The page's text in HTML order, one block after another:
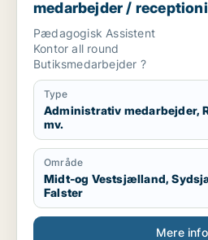
medarbejder /
børnepasser /
Pædagogisk Assistent
Kontor all round
Butiksmedarbejder ?
Type
Administrativ medarbejder,
mv.
Område
Midt-og Vestsjælland,
Falster
Mere info